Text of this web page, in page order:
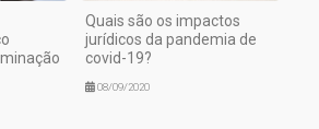
Quais são os impactos
jurídicos da pandemia de
covid-19?
08/09/2020